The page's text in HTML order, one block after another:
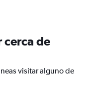
cerca de
visitar alguno de